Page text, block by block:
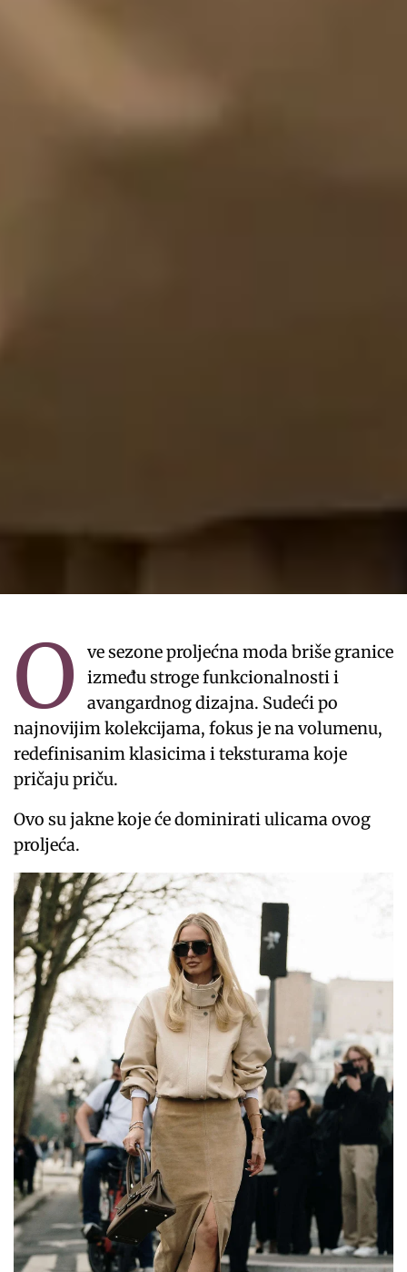
O
ve sezone proljećna moda briše granice
između stroge funkcionalnosti i
avangardnog dizajna. Sudeći po
najnovijim kolekcijama, fokus je na volumenu,
redefinisanim klasicima i teksturama koje
pričaju priču.
Ovo su jakne koje će dominirati ulicama ovog
proljeća.